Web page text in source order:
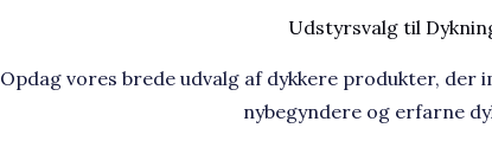
Udstyrsvalg til
Opdag vores brede udvalg af dykkere produkter, der
nybegyndere og erfarne